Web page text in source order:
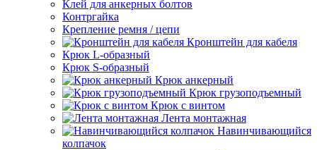
Клей для анкерных болтов
Контргайка
Крепление ремня / цепи
Кронштейн для кабеля
Крюк L-образный
Крюк S-образный
Крюк анкерный
Крюк грузоподъемный
Крюк с винтом
Лента монтажная
Навинчивающийся
колпачок